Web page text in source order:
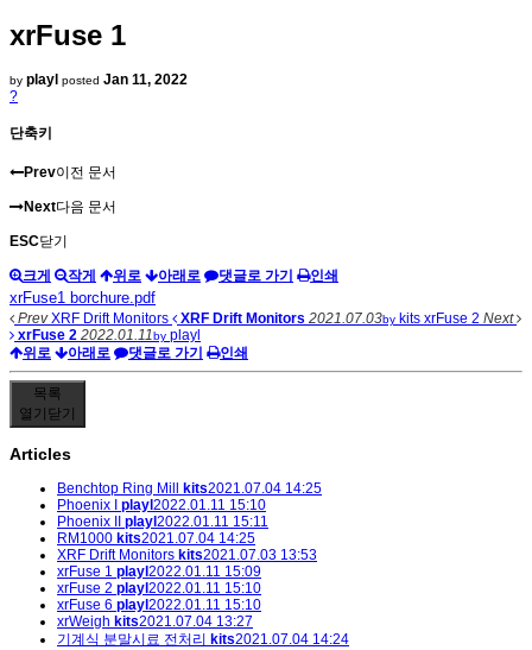
xrFuse 1
by playl posted Jan 11, 2022
?
단축키
Prev이전 문서
Next다음 문서
ESC닫기
크게 작게 위로 아래로 댓글로 가기 인쇄
xrFuse1 borchure.pdf
PrevXRF Drift Monitors XRF Drift Monitors 2021.07.03by kits xrFuse 2 Next
xrFuse 2 2022.01.11by playl
위로
아래로 댓글로 가기 인쇄
목록
열기 닫기
Articles
Benchtop Ring Mill kits2021.07.04 14:25
Phoenix I
playl 2022.01.11 15:10
Phoenix II
playl 2022.01.11 15:11
RM1000 kits2021.07.04 14:25
XRF Drift Monitors kits2021.07.03 13:53
xrFuse 1 playl 2022.01.11 15:09
xrFuse 2 playl 2022.01.11 15:10
xrFuse 6 playl 2022.01.11 15:10
xrWeigh kits2021.07.04 13:27
기계식 분말시료 전처리
kits2021.07.04 14:24